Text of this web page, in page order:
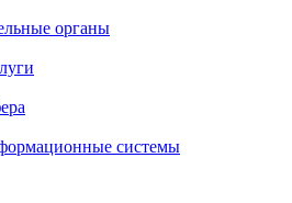
органы
системы